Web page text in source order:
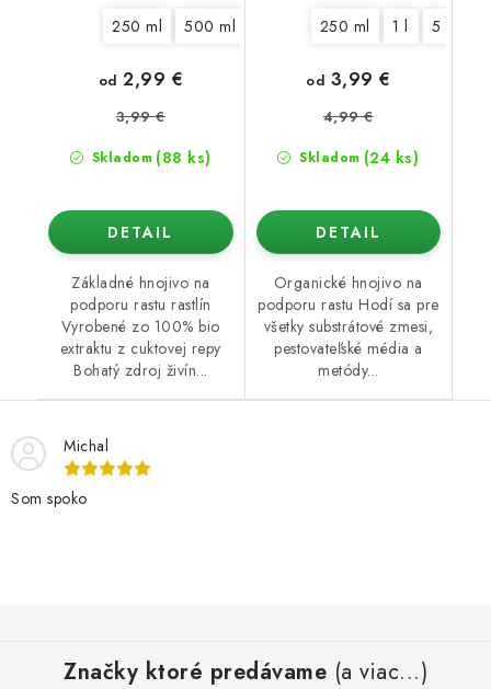
250 ml 500 ml 10 l 20 l
Skladom (88 ks)
od 2,99 €
3,99 €
DETAIL
Základné hnojivo na
podporu rastu rastlín
Vyrobené zo 100% bio
extraktu z cuktovej repy
Bohatý zdroj živín...
250 ml 1 l 5 l
Skladom (24 ks)
od 3,99 €
4,99 €
DETAIL
Organické hnojivo na
podporu rastu Hodí sa pre
všetky substrátové zmesi,
pestovateľské média a
metódy...
Michal
Som spoko
Značky ktoré predávame (a viac...)